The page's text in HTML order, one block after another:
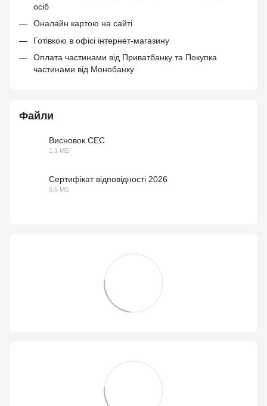
осіб
Оналайн картою на сайті
Готівкою в офісі інтернет-магазину
Оплата частинами від Приватбанку та Покупка
частинами від Монобанку
Файли
Висновок СЕС
1.1 МБ
Сертифікат відповідності 2026
0.6 МБ